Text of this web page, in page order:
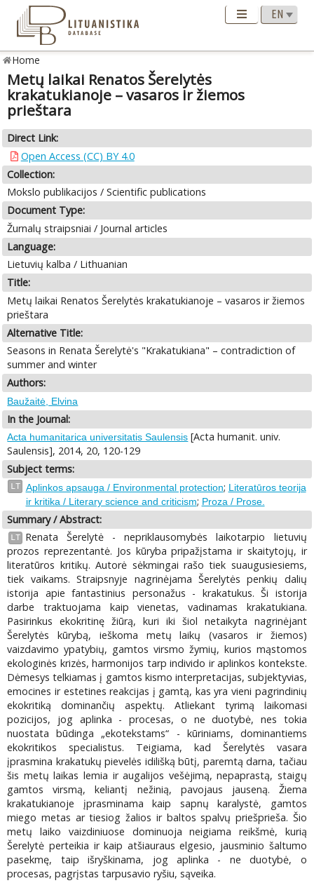
Home
Metų laikai Renatos Šerelytės
krakatukianoje – vasaros ir žiemos
prieštara
Direct Link:
Open Access (CC) BY 4.0
Collection:
Mokslo publikacijos / Scientific publications
Document Type:
Žurnalų straipsniai / Journal articles
Language:
Lietuvių kalba / Lithuanian
Title:
Metų laikai Renatos Šerelytės krakatukianoje – vasaros ir žiemos
prieštara
Alternative Title:
Seasons in Renata Šerelytė's "Krakatukiana" – contradiction of
summer and winter
Authors:
Baužaitė, Elvina
In the Journal:
Acta humanitarica universitatis Saulensis [Acta humanit. univ.
Saulensis], 2014, 20, 120-129
Subject terms:
LT Aplinkos apsauga / Environmental protection; Literatūros teorija
ir kritika / Literary science and criticism; Proza / Prose.
Summary / Abstract:
LT
Renata Šerelytė - nepriklausomybės laikotarpio lietuvių
prozos reprezentantė. Jos kūryba pripažįstama ir skaitytojų, ir
literatūros kritikų. Autorė sėkmingai rašo tiek suaugusiesiems,
tiek vaikams. Straipsnyje nagrinėjama Šerelytės penkių dalių
istorija apie fantastinius personažus - krakatukus. Ši istorija
darbe traktuojama kaip vienetas, vadinamas krakatukiana.
Pasirinkus ekokritinę žiūrą, kuri iki šiol netaikyta nagrinėjant
Šerelytės kūrybą, ieškoma metų laikų (vasaros ir žiemos)
vaizdavimo ypatybių, gamtos virsmo žymių, kurios mąstomos
ekologinės krizės, harmonijos tarp individo ir aplinkos kontekste.
Dėmesys telkiamas į gamtos kismo interpretacijas, subjektyvias,
emocines ir estetines reakcijas į gamtą, kas yra vieni pagrindinių
ekokritiką dominančių aspektų. Atliekant tyrimą laikomasi
pozicijos, jog aplinka - procesas, o ne duotybė, nes tokia
nuostata būdinga „ekotekstams“ - kūriniams, dominantiems
ekokritikos specialistus. Teigiama, kad Šerelytės vasara
įprasmina krakatukų pievelės idilišką būtį, paremtą darna, tačiau
šis metų laikas lemia ir augalijos vešėjimą, nepaprastą, staigų
gamtos virsmą, keliantį nežinią, pavojaus jauseną. Žiema
krakatukianoje įprasminama kaip sapnų karalystė, gamtos
miego metas ar tiesiog žalios ir baltos spalvų priešprieša. Šio
metų laiko vaizdiniuose dominuoja neigiama reikšmė, kurią
Šerelytė perteikia ir kaip atšiauraus elgesio, jausminio šaltumo
pasekmę, taip išryškinama, jog aplinka - ne duotybė, o
procesas, pagrįstas tarpusavio ryšiu, sąveika.